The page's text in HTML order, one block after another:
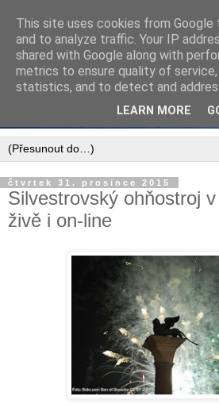
čtvrtek 31. prosince 2015
Silvestrovský ohňostroj
živě i on-line
This site uses cookies from
and to analyze traffic. Your IP
shared with Google along with
metrics to ensure quality of
statistics, and to detect and
LEARN MORE